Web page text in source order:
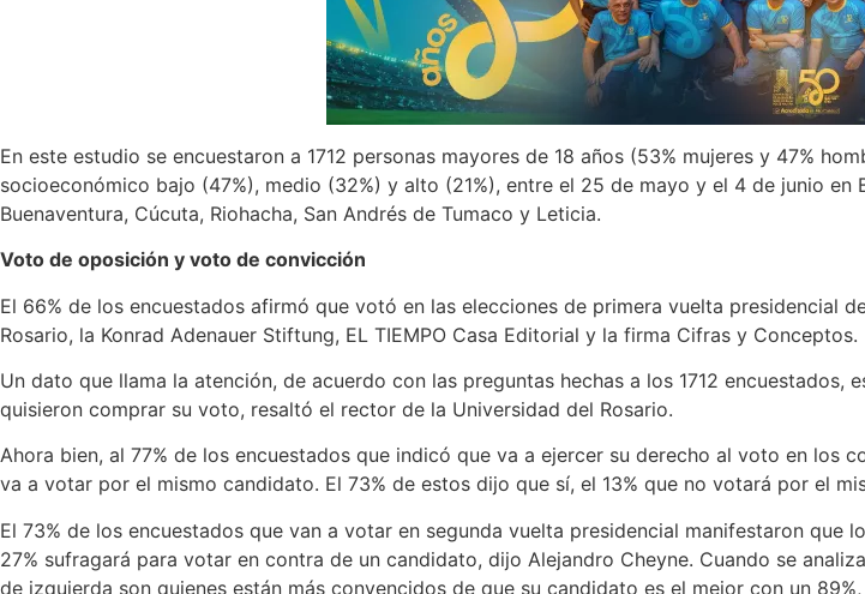
En este estudio se encuestaron a 1712 personas mayores de 18 años (53% mujeres y 47%
socioeconómico bajo (47%), medio (32%) y alto (21%), entre el 25 de mayo y el 4 de junio
Buenaventura, Cúcuta, Riohacha, San Andrés de Tumaco y Leticia.
Voto de oposición y voto de convicción
El 66% de los encuestados afirmó que votó en las elecciones de primera vuelta presidencial
Rosario, la Konrad Adenauer Stiftung, EL TIEMPO Casa Editorial y la firma Cifras y Conceptos.
Un dato que llama la atención, de acuerdo con las preguntas hechas a los 1712
quisieron comprar su voto, resaltó el rector de la Universidad del Rosario.
Ahora bien, al 77% de los encuestados que indicó que va a ejercer su derecho al voto en los
va a votar por el mismo candidato. El 73% de estos dijo que sí, el 13% que no votará por el
El 73% de los encuestados que van a votar en segunda vuelta presidencial manifestaron
27% sufragará para votar en contra de un candidato, dijo Alejandro Cheyne. Cuando se
de izquierda son quienes están más convencidos de que su candidato es el mejor con un